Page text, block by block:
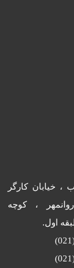
، خیابان کارگر
، کوچه